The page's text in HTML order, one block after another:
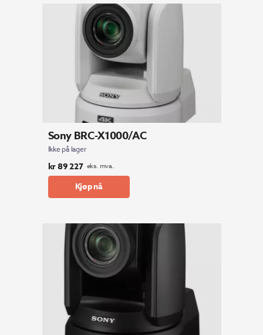
Sony BRC-X1000/AC
Ikke på lager
kr89 227 eks. mva.
Kjøp nå